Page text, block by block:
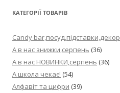
КАТЕГОРІЇ ТОВАРІВ
Candy bar,посуд,підставки,декор
А в нас знижки,серпень (36)
А в нас НОВИНКИ,серпень (36)
А школа чекає! (54)
Алфавіт та цифри (39)